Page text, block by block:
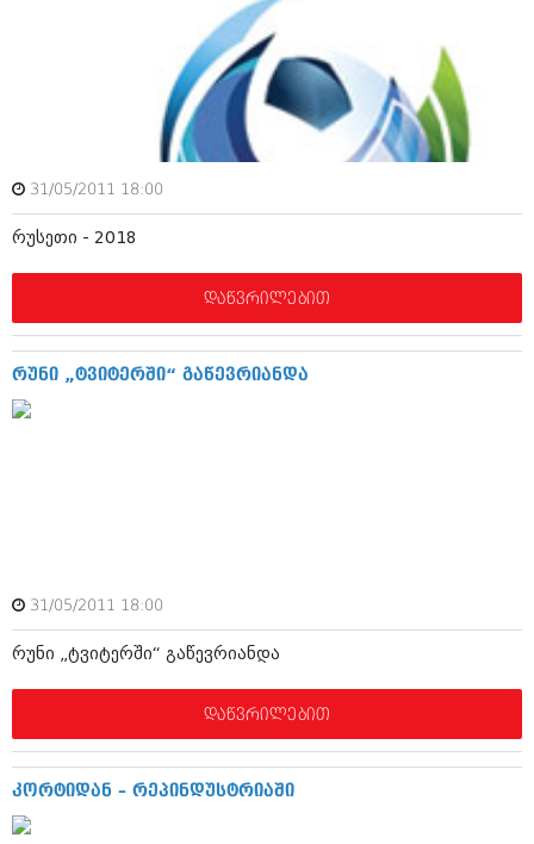
აპრილი 2012 (294)
მარტი 2012 (259)
თებერვალი 2012 (376)
იანვარი 2012 (322)
ნოემბერი 2011 (471)
ოქტომბერი 2011 (754)
სექტემბერი 2011 (407)
აგვისტო 2011 (249)
ივლისი 2011 (400)
ივნისი 2011 (438)
მარტი 2011 (654)
იანვარი 2011 (647)
(157)
მარტი 2010 (454)
იანვარი 2010 (422)
დეკემბერი 2009 (510)
ნოემბერი 2009 (308)
აგვისტო 2009 (14)
31/05/2011 18:00
რუსეთი - 2018
დაწვრილებით
რუნი „ტვიტერში“ გაწევრიანდა
31/05/2011 18:00
რუნი „ტვიტერში“ გაწევრიანდა
დაწვრილებით
კორტიდან – რეპინდუსტრიაში